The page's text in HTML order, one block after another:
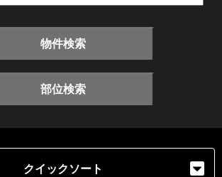
物件検索
部位検索
クイックソート